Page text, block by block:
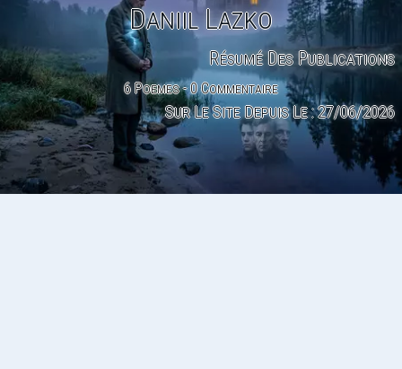
Daniil Lazko
Résumé Des Publications
6 Poemes - 0 Commentaire
Sur Le Site Depuis Le : 27/06/2026